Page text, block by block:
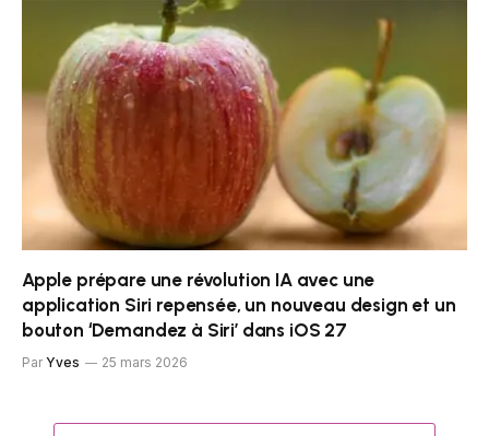
Apple prépare une révolution IA avec une
application Siri repensée, un nouveau design et un
bouton ‘Demandez à Siri’ dans iOS 27
Par Yves 25 mars 2026